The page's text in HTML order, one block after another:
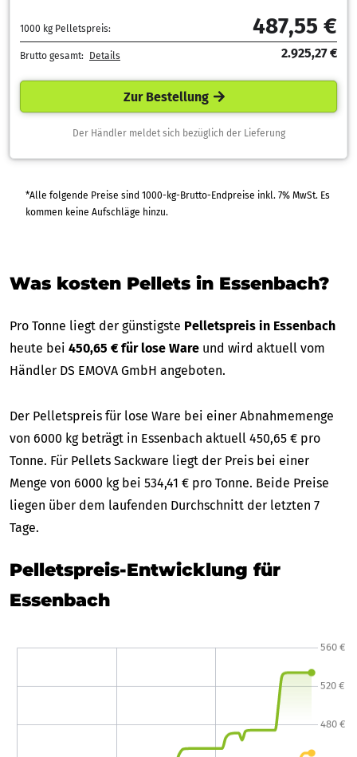
1000 kg Pelletspreis: 487,55 €
Brutto gesamt: Details 2.925,27 €
Zur Bestellung
Der Händler meldet sich bezüglich der Lieferung
*Alle folgende Preise sind 1000-kg-Brutto-Endpreise inkl. 7% MwSt. Es
kommen keine Aufschläge hinzu.
Was kosten Pellets in Essenbach?
Pro Tonne liegt der günstigste Pelletspreis in Essenbach
heute bei 450,65 € für lose Ware und wird aktuell vom
Händler DS EMOVA GmbH angeboten.
Der Pelletspreis für lose Ware bei einer Abnahmemenge
von 6000 kg beträgt in Essenbach aktuell 450,65 € pro
Tonne. Für Pellets Sackware liegt der Preis bei einer
Menge von 6000 kg bei 534,41 € pro Tonne. Beide Preise
liegen über dem laufenden Durchschnitt der letzten 7
Tage.
Pelletspreis-Entwicklung für
Essenbach